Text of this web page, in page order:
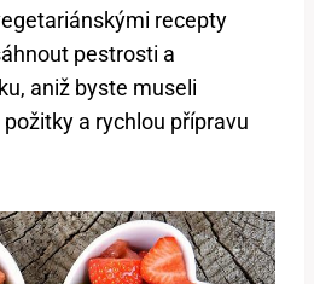
recepty
pestrosti a
aniž byste museli
a rychlou přípravu